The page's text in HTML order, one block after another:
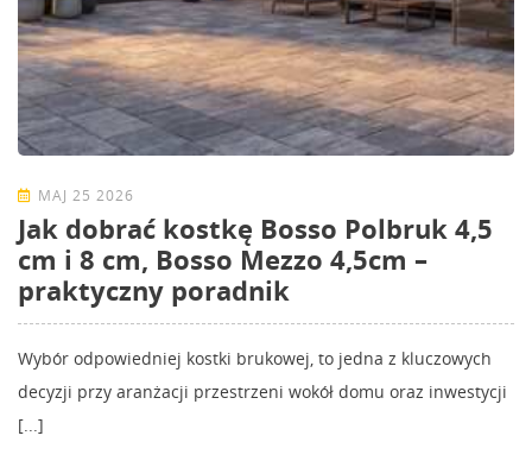
MAJ 25 2026
Jak dobrać kostkę Bosso Polbruk 4,5
cm i 8 cm, Bosso Mezzo 4,5cm –
praktyczny poradnik
Wybór odpowiedniej kostki brukowej, to jedna z kluczowych
decyzji przy aranżacji przestrzeni wokół domu oraz inwestycji
[...]